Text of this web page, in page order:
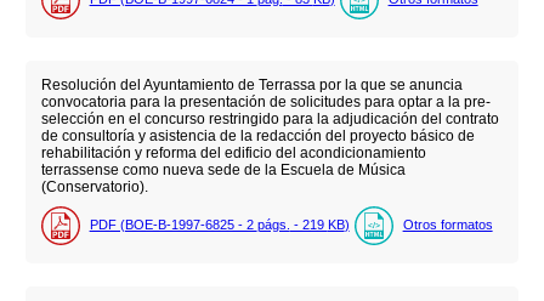
Resolución del Ayuntamiento de Terrassa por la que se anuncia
convocatoria para la presentación de solicitudes para optar a la pre-
selección en el concurso restringido para la adjudicación del contrato
de consultoría y asistencia de la redacción del proyecto básico de
rehabilitación y reforma del edificio del acondicionamiento
terrassense como nueva sede de la Escuela de Música
(Conservatorio).
PDF (BOE-B-1997-6825 - 2 págs. - 219 KB) Otros formatos